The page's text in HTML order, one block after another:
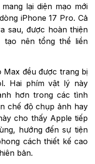
lại diện mạo mới
iPhone 17 Pro. Cả
sau, được hoàn thiện
nên tổng thể liền
đều được trang bị
Hai phím vật lý này
hơn trong các tình
chế độ chụp ảnh hay
cho thấy Apple tiếp
hướng đến sự tiện
cách thiết kế cao
bản.